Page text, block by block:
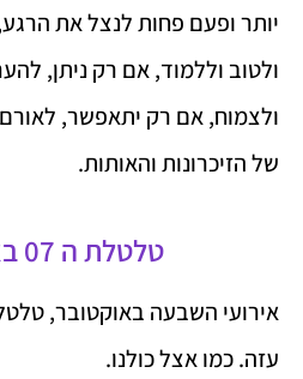
יותר ופעם פחות לנצל את
ולטוב וללמוד, אם רק ניתן,
ולצמוח, אם רק יתאפשר,
של הזיכרונות והאותות.
טלטלת ה 07 באוקטובר
אירועי השבעה באוקטובר,
עזה. כמו אצל כולנו.